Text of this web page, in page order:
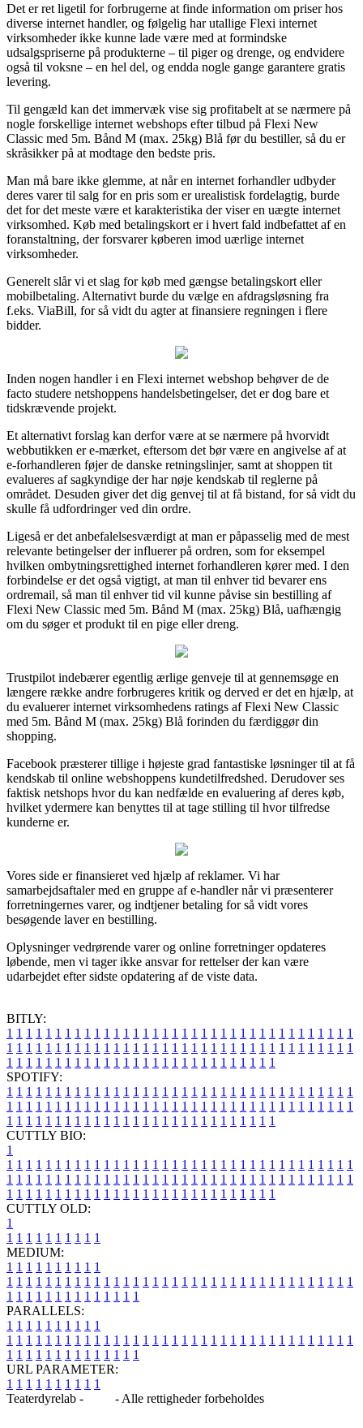
Det er ret ligetil for forbrugerne at finde information om priser hos
diverse internet handler, og følgelig har utallige Flexi internet
virksomheder ikke kunne lade være med at formindske
udsalgspriserne på produkterne – til piger og drenge, og endvidere
også til voksne – en hel del, og endda nogle gange garantere gratis
levering.
Til gengæld kan det immervæk vise sig profitabelt at se nærmere på
nogle forskellige internet webshops efter tilbud på Flexi New
Classic med 5m. Bånd M (max. 25kg) Blå før du bestiller, så du er
skråsikker på at modtage den bedste pris.
Man må bare ikke glemme, at når en internet forhandler udbyder
deres varer til salg for en pris som er urealistisk fordelagtig, burde
det for det meste være et karakteristika der viser en uægte internet
virksomhed. Køb med betalingskort er i hvert fald indbefattet af en
foranstaltning, der forsvarer køberen imod uærlige internet
virksomheder.
Generelt slår vi et slag for køb med gængse betalingskort eller
mobilbetaling. Alternativt burde du vælge en afdragsløsning fra
f.eks. ViaBill, for så vidt du agter at finansiere regningen i flere
bidder.
Inden nogen handler i en Flexi internet webshop behøver de de
facto studere netshoppens handelsbetingelser, det er dog bare et
tidskrævende projekt.
Et alternativt forslag kan derfor være at se nærmere på hvorvidt
webbutikken er e-mærket, eftersom det bør være en angivelse af at
e-forhandleren føjer de danske retningslinjer, samt at shoppen tit
evalueres af sagkyndige der har nøje kendskab til reglerne på
området. Desuden giver det dig genvej til at få bistand, for så vidt du
skulle få udfordringer ved din ordre.
Ligeså er det anbefalelsesværdigt at man er påpasselig med de mest
relevante betingelser der influerer på ordren, som for eksempel
hvilken ombytningsrettighed internet forhandleren kører med. I den
forbindelse er det også vigtigt, at man til enhver tid bevarer ens
ordremail, så man til enhver tid vil kunne påvise sin bestilling af
Flexi New Classic med 5m. Bånd M (max. 25kg) Blå, uafhængig
om du søger et produkt til en pige eller dreng.
Trustpilot indebærer egentlig ærlige genveje til at gennemsøge en
længere række andre forbrugeres kritik og derved er det en hjælp, at
du evaluerer internet virksomhedens ratings af Flexi New Classic
med 5m. Bånd M (max. 25kg) Blå forinden du færdiggør din
shopping.
Facebook præsterer tillige i højeste grad fantastiske løsninger til at få
kendskab til online webshoppens kundetilfredshed. Derudover ses
faktisk netshops hvor du kan nedfælde en evaluering af deres køb,
hvilket ydermere kan benyttes til at tage stilling til hvor tilfredse
kunderne er.
Vores side er finansieret ved hjælp af reklamer. Vi har
samarbejdsaftaler med en gruppe af e-handler når vi præsenterer
forretningernes varer, og indtjener betaling for så vidt vores
besøgende laver en bestilling.
Oplysninger vedrørende varer og online forretninger opdateres
løbende, men vi tager ikke ansvar for rettelser der kan være
udarbejdet efter sidste opdatering af de viste data.
BITLY:
1 1 1 1 1 1 1 1 1 1 1 1 1 1 1 1 1 1 1 1 1 1 1 1 1 1 1 1 1 1 1 1 1 1 1 1
1 1 1 1 1 1 1 1 1 1 1 1 1 1 1 1 1 1 1 1 1 1 1 1 1 1 1 1 1 1 1 1 1 1 1 1
1 1 1 1 1 1 1 1 1 1 1 1 1 1 1 1 1 1 1 1 1 1 1 1 1 1 1 1
SPOTIFY:
1 1 1 1 1 1 1 1 1 1 1 1 1 1 1 1 1 1 1 1 1 1 1 1 1 1 1 1 1 1 1 1 1 1 1 1
1 1 1 1 1 1 1 1 1 1 1 1 1 1 1 1 1 1 1 1 1 1 1 1 1 1 1 1 1 1 1 1 1 1 1 1
1 1 1 1 1 1 1 1 1 1 1 1 1 1 1 1 1 1 1 1 1 1 1 1 1 1 1 1
CUTTLY BIO:
1
1 1 1 1 1 1 1 1 1 1 1 1 1 1 1 1 1 1 1 1 1 1 1 1 1 1 1 1 1 1 1 1 1 1 1 1
1 1 1 1 1 1 1 1 1 1 1 1 1 1 1 1 1 1 1 1 1 1 1 1 1 1 1 1 1 1 1 1 1 1 1 1
1 1 1 1 1 1 1 1 1 1 1 1 1 1 1 1 1 1 1 1 1 1 1 1 1 1 1 1
CUTTLY OLD:
1
1 1 1 1 1 1 1 1 1 1
MEDIUM:
1 1 1 1 1 1 1 1 1 1
1 1 1 1 1 1 1 1 1 1 1 1 1 1 1 1 1 1 1 1 1 1 1 1 1 1 1 1 1 1 1 1 1 1 1 1
1 1 1 1 1 1 1 1 1 1 1 1 1 1
PARALLELS:
1 1 1 1 1 1 1 1 1 1
1 1 1 1 1 1 1 1 1 1 1 1 1 1 1 1 1 1 1 1 1 1 1 1 1 1 1 1 1 1 1 1 1 1 1 1
1 1 1 1 1 1 1 1 1 1 1 1 1 1
URL PARAMETER:
1 1 1 1 1 1 1 1 1 1
Teaterdyrelab -
- Alle rettigheder forbeholdes